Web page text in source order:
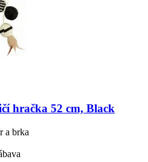
hračka 52 cm, Black
a brka